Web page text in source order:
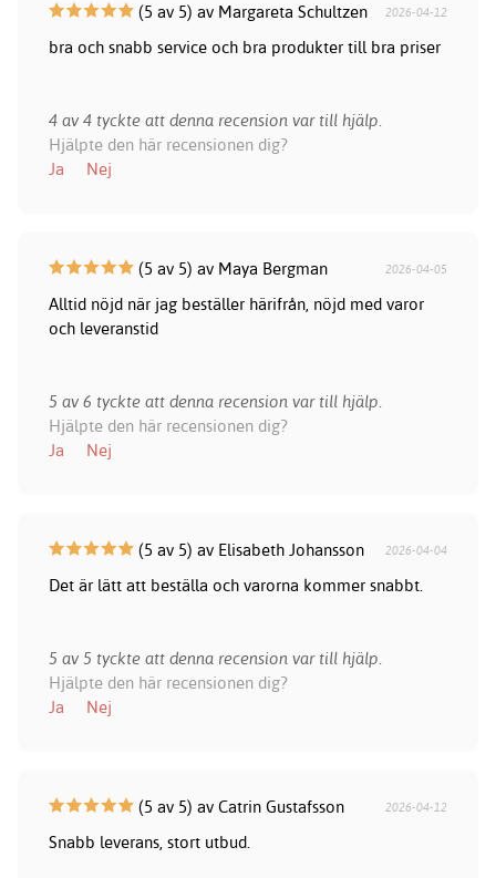
(5 av 5) av Margareta Schultzen 2026-04-12
bra och snabb service och bra produkter till bra priser
4 av 4 tyckte att denna recension var till hjälp.
Hjälpte den här recensionen dig?
Ja
Nej
(5 av 5) av Maya Bergman 2026-04-05
Alltid nöjd när jag beställer härifrån, nöjd med varor
och leveranstid
5 av 6 tyckte att denna recension var till hjälp.
Hjälpte den här recensionen dig?
Ja
Nej
(5 av 5) av Elisabeth Johansson 2026-04-04
Det är lätt att beställa och varorna kommer snabbt.
5 av 5 tyckte att denna recension var till hjälp.
Hjälpte den här recensionen dig?
Ja
Nej
(5 av 5) av Catrin Gustafsson 2026-04-12
Snabb leverans, stort utbud.